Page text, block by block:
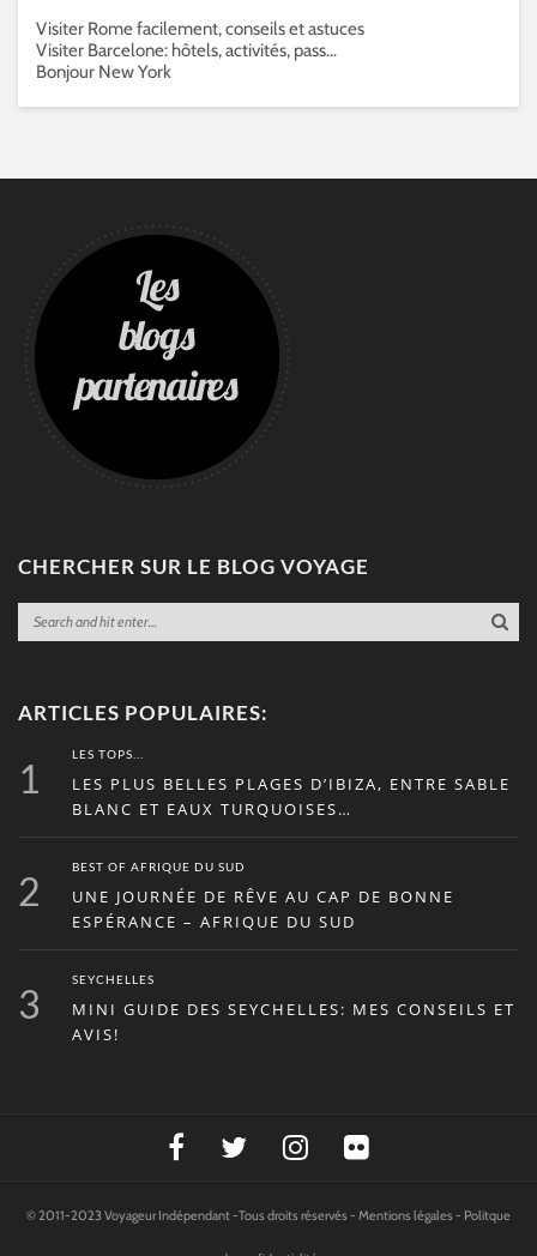
Visiter Rome facilement, conseils et astuces
Visiter Barcelone: hôtels, activités, pass…
Bonjour New York
CHERCHER SUR LE BLOG VOYAGE
ARTICLES POPULAIRES:
1
LES TOPS...
LES PLUS BELLES PLAGES D’IBIZA, ENTRE SABLE
BLANC ET EAUX TURQUOISES…
2
BEST OF AFRIQUE DU SUD
UNE JOURNÉE DE RÊVE AU CAP DE BONNE
ESPÉRANCE – AFRIQUE DU SUD
3
SEYCHELLES
MINI GUIDE DES SEYCHELLES: MES CONSEILS ET
AVIS!
© 2011-2023 Voyageur Indépendant -Tous droits réservés - Mentions légales - Politque